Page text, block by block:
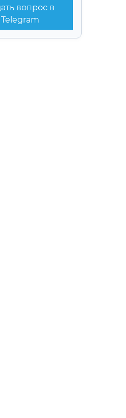
вопрос в
Telegram